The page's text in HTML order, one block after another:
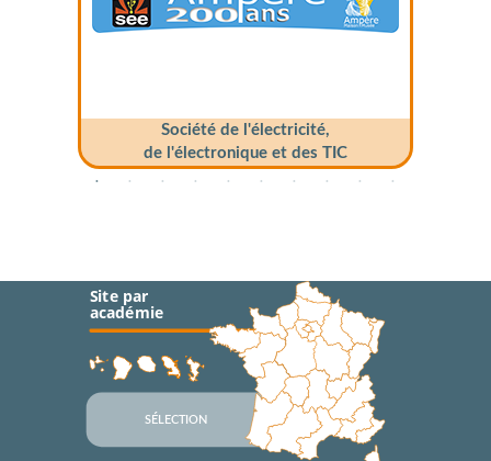
Société de l'électricité,
de l'électronique et des TIC
Site par
académie
SÉLECTION